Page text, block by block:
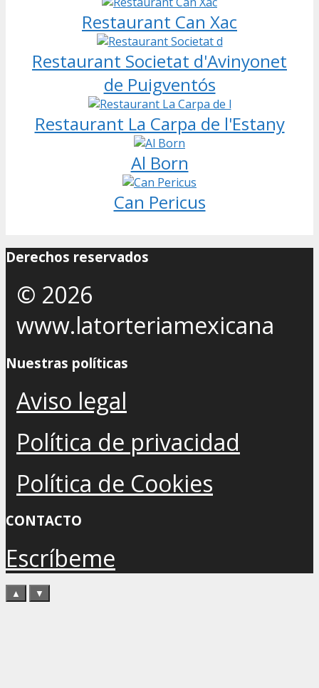
Restaurant Can Xac
Restaurant Societat d'Avinyonet
de Puigventós
Restaurant La Carpa de l'Estany
Al Born
Can Pericus
Derechos reservados
© 2026
www.latorteriamexicana
Nuestras políticas
Aviso legal
Política de privacidad
Política de Cookies
CONTACTO
Escríbeme
▲ ▼